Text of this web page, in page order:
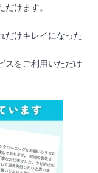
けます。
だけキレイになった
スをご利用いただけ